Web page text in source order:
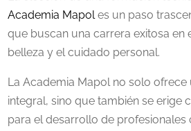
Academia Mapoles un paso
que buscan una carrera exitosa en
belleza y el cuidado personal.
La Academia Mapol no solo ofrece
integral, sino que también se erige
para el desarrollo de profesionales